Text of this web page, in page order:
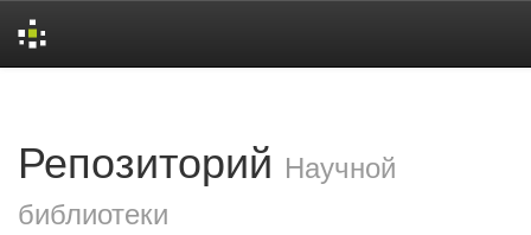
Репозиторий Научной
библиотеки